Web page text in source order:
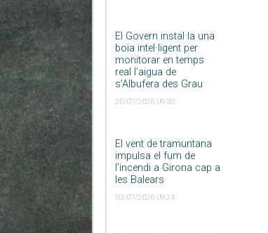
El Govern instal·la una
boia intel·ligent per
monitorar en temps
real l’aigua de
s’Albufera des Grau
20/07/2026 09:33
El vent de tramuntana
impulsa el fum de
l’incendi a Girona cap a
les Balears
03/07/2026 09:24